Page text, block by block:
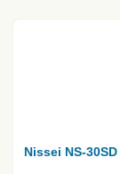
Nissei NS-30SD